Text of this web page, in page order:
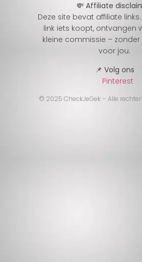
💸 Affiliate
Deze site bevat affiliate links.
link iets koopt, ontvangen
kleine commissie – zonder
voor jou.
📌 Volg ons
Pinterest
© 2025 CheckJeGek – Alle